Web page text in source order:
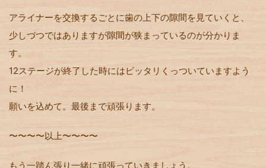
アライナーを交換するごとに歯の上下の隙間を見ていくと、
少しづつではありますが隙間が狭まっているのが分かりま
す。
12ステージが終了した時にはピッタリくっついていますよう
に！
願いを込めて。最後まで頑張ります。
〜〜〜〜以上〜〜〜〜
もう一踏ん張り一緒に頑張っていきましょう。